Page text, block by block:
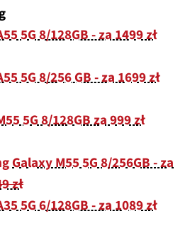
5G 8/128GB - za 1499 zł
5G 8/256 GB - za 1699 zł
5G 8/128GB za 999 zł
Galaxy M55 5G 8/256GB - za
zł
5G 6/128GB - za 1089 zł